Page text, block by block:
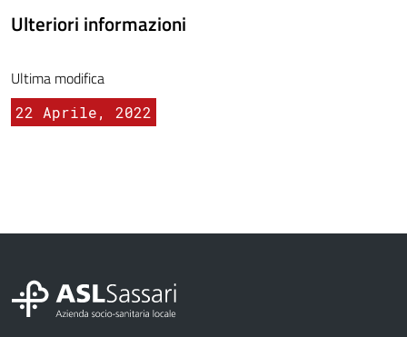
Ulteriori informazioni
Ultima modifica
22 Aprile, 2022